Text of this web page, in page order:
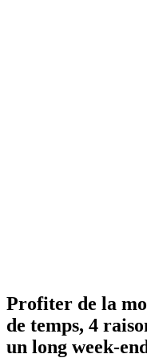
Profiter de la
de temps, 4
un long week-